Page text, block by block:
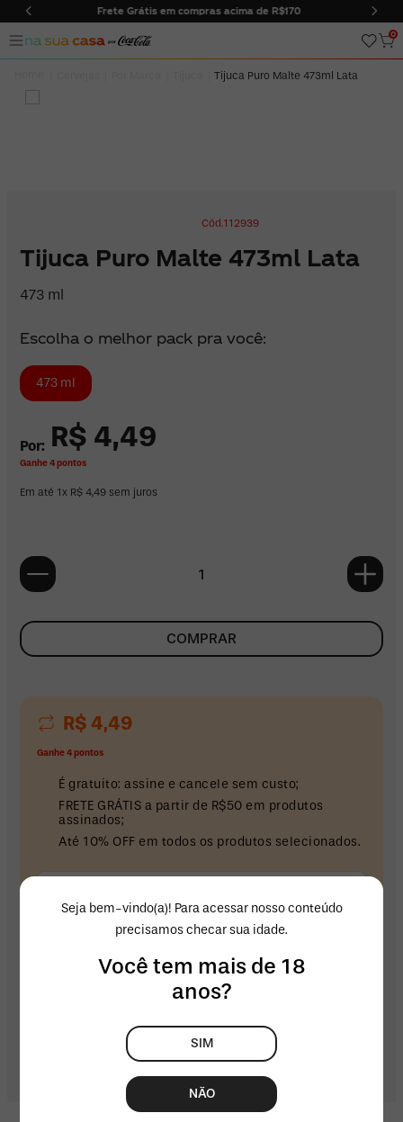
de R$170 Entregas somente na cidade do Rio de
0
Tijuca Puro Malte 473ml Lata
112939
Tijuca Puro Malte 473ml Lata
473 ml
Escolha o melhor pack pra você:
473 ml
R$ 4,49
Ganhe 4 pontos
Em até 1x R$ 4,49 sem juros
COMPRAR
R$ 4,49
Ganhe 4 pontos
É gratuito: assine e cancele sem custo;
FRETE GRÁTIS a partir de R$50 em produtos
assinados;
Até 10% OFF em todos os produtos selecionados.
ASSINAR
Seja bem-vindo(a)! Para acessar nosso conteúdo
precisamos checar sua idade.
Você tem mais de 18
anos?
SIM
NÃO